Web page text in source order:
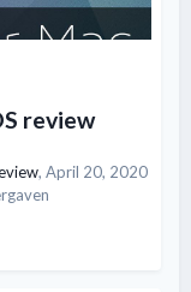
review
, April 20, 2020